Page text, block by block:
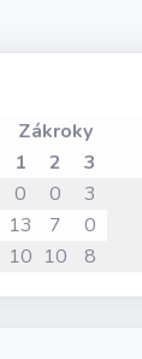
Zákroky
1 2 3
0 0 3
13 7
0
10 10 8